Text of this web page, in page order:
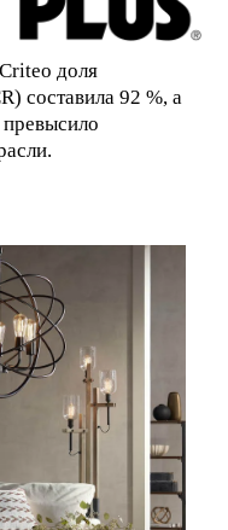
доля
составила 92 %, а